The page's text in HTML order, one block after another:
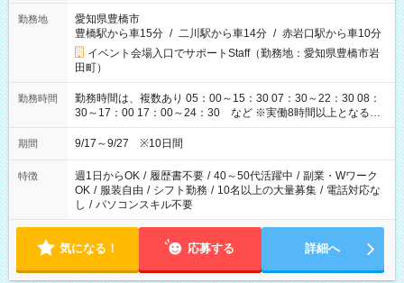
勤務地
愛知県豊橋市
豊橋駅から車15分 / 二川駅から車14分 / 赤岩口駅から車10分
イベント会場入口でサポートStaff（勤務地：愛知県豊橋市岩
田町）
勤務時間
勤務時間は、複数あり 05：00～15：30 07：30～22：30 08：
30～17：00 17：00～24：30 など ※実働8時間以上となる勤
務もあります。 【休憩】60分+他休憩あり 交替で取得します。
安全面に配慮しこまめな休憩があります。
期間 9/17～9/27 ※10日間
特徴 週1日からOK / 履歴書不要 / 40～50代活躍中 / 副業・Wワーク
OK / 服装自由 / シフト勤務 / 10名以上の大量募集 / 電話対応な
し / パソコンスキル不要
気になる！ 応募する 詳細へ